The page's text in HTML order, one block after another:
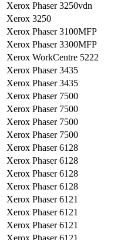
Xerox Phaser 3250vdn
Xerox 3250
Xerox Phaser 3100MFP
Xerox Phaser 3300MFP
Xerox WorkCentre 5222
Xerox Phaser 3435
Xerox Phaser 3435
Xerox Phaser 7500
Xerox Phaser 7500
Xerox Phaser 7500
Xerox Phaser 7500
Xerox Phaser 6128
Xerox Phaser 6128
Xerox Phaser 6128
Xerox Phaser 6128
Xerox Phaser 6121
Xerox Phaser 6121
Xerox Phaser 6121